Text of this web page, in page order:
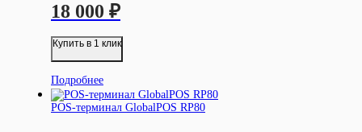
18 000 ₽
Купить в 1 клик
Подробнее
POS-терминал GlobalPOS RP80